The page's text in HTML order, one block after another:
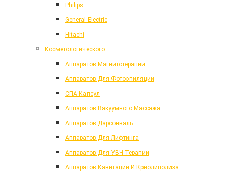
Philips
General Electric
Hitachi
Косметологического
Аппаратов Магнитотерапии.
Аппаратов Для Фотоэпиляции
СПА-Капсул
Аппаратов Вакуумного Массажа
Аппаратов Дарсонваль
Аппаратов Для Лифтинга
Аппаратов Для УВЧ Терапии
Аппаратов Кавитации И Криолиполиза